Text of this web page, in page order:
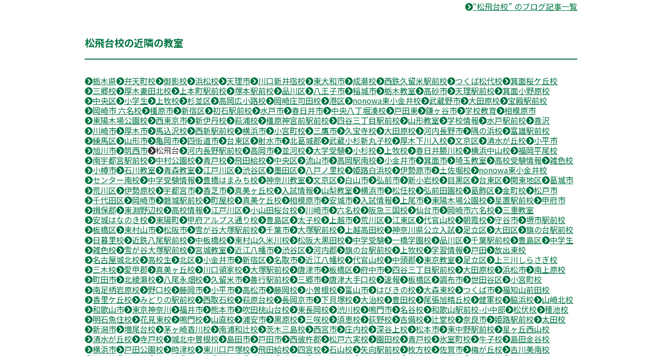
“松飛台校” のブログ記事一覧
松飛台校の近隣の教室
栃木県 弁天町校 御影校 浜松校 天理市 川口新井宿校 東大和市 成瀬校 西鉄久留米駅前校 つくば松代校
箕面桜ケ丘校
三郷校
厚木妻田北校 上本町駅前校 塚本駅前校 品川区 八王子市 稲城市 栃木教室 高砂市 天理駅前校
箕面小野原校
中央区
小学生 上牧校 杉並区 高岡広小路校 岡崎庄司田校 港区 nonowa東小金井校 武蔵野市 大田原校
宝殿駅前校
岡崎市 六名校
橿原市 新宿区 初石駅前校 水戸市 春日井市 中央八丁堀湊校 戸田東 鎌ヶ谷市 学校教育
相模原市
東陽木場公園校
西東京市 新伊丹校 萩浦校 橿原神宮前駅前校 四谷三丁目駅前校 山形教室 学校情報 水戸駅前校
喜沢
川崎市
厚木市 馬込沢校 西新駅前校 横浜市 小宮町校 三鷹市 久宝寺校 大田原校 河内長野市 隅の浜校
富雄駅前校
練馬区
山形市 亀岡市 四街道市 台東区 射水市 北葛城郡 武蔵小杉新丸子校 厚木下川入校 文京区 清水が丘校
小平市
旭川市
筑西市 松飛台 河内長野駅前校 高岡市 並河校 大学受験 小杉校 上牧校 春日井勝川校 横浜中山校
福岡平尾校
南宇都宮駅前校
中村公園校 青戸校 飛田給校 中央区 流山市 高岡駅南校 小金井市 箕面市 埼玉教室 高校受験情報
雑色校
小樽市
石川教室 青森教室 江戸川区 渋谷区 墨田区 八戸ノ里校 姫路白浜校 伊勢原市 土佐堀校
nonowa東小金井校
センター南校
中学受験情報 豊橋はまみち校 神奈川教室 文京区 白山市 弘前市 新小岩校 目黒区 台東区 関東地区
葛城市
荒川区
伊勢原校 宇都宮市 香芝市 真美ヶ丘校 入試情報 山梨教室 横浜市 松任校 弘前田園校 葛飾区 金町校
松戸市
千代田区
岡崎市 磐城駅前校 町屋校 真美ケ丘校 相模原市 安城市 入試情報 上尾市 東陽木場公園校 星置駅前校
甲府市
揖保郡
東淵野辺校 高校情報 江戸川区 小山田桜台校 川崎市 六名校 阪急三国校 仙台市 岡崎市六名校
三重教室
安城はなのき校
東陽町 甲府アルプス通り校 豊島区 太子校 上越市 荒川区 江東区 代官山校 朝霞校 守谷市
堺市駅前校
板橋区
東村山市 松阪市 雪が谷大塚駅前校 千葉市 大塚駅前校 上越高田校 神奈川県公立入試 足立区 大田区
旗の台駅前校
日暮里校
近鉄八尾駅前校 中板橋校 東村山久米川校 松阪大黒田校 中学受験 一橋学園校 品川区 千葉駅前校 豊島区
中学生
雑色校
雪が谷大塚駅前校 宮城教室 近江八幡市 渋谷区 河内郡 旗の台駅前校 上牧校 学習情報 戸田
放出東校
名古屋城北校
高校生 北区 小金井市 新宿区 名取市 近江八幡校 代官山校 中頭郡 東京教室 足立区
上三川しらさぎ校
三木校
愛甲郡 真美ヶ丘校 川口領家校 大塚駅前校 唐津市 板橋区 府中市 四谷三丁目駅前校 大田原校 浜松市
南上原校
町田市
北綾瀬校 八尾永畑校 久留米市 善行駅前校 三郷市 唐津大手口校 速報 板橋区 調布市 世田谷区
小宮町校
南足柄岩原校
野口校 藤岡市 小平市 高松市 藤岡校 小曽根校 富山市 はびきの校 大森東校 つくば市
福知山前田校
香里ケ丘校
みどりの駅前校 西取石校 萩原台校 長岡京市 下貝塚校 大治校 豊田校 尾張旭晴丘校 健軍校 脇浜校
山崎北校
和歌山市
東京神奈川 福井市 熊本市 吹田桃山台校 東長岡校 渋川校 鳴門市 名谷校 和歌山駅前校-小中部 松伏校
種池校
明石魚住校
花見東校 鳴門校 山直校 浦安市 黒原校 三咲校 須恵校 荻野校 吉備校 辻堂校 奈良市 姫路駅前校
太田校
新潟市
増尾台校 茅ヶ崎香川校 南浦和辻校 茨木三島校 西宮市 庄内校 深谷上校 松本市 東中野駅前校
星ヶ丘西山校
清水が丘校
寺戸校 城北中曽根校 島田市 戸田市 西彼杵郡 松戸六実校 園田校 青戸校 氷室町校 牛子校
島田金谷校
横浜市
戸田公園校 時津校 東川口戸塚校 飛田給校 四宮校 石山校 矢向駅前校 枚方校 佐賀市 梅が丘校
吉川美南校